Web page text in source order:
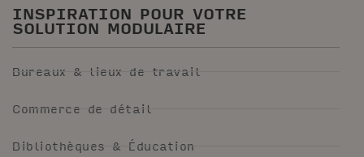
INSPIRATION POUR VOTRE
SOLUTION MODULAIRE
Bureaux & lieux de travail
Commerce de détail
Bibliothèques & Éducation